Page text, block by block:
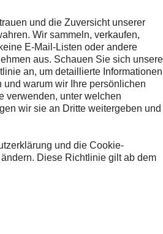
und die Zuversicht unserer
Wir sammeln, verkaufen,
E-Mail-Listen oder andere
aus. Schauen Sie sich unsere
an, um detaillierte Informationen
und warum wir Ihre persönlichen
verwenden, unter welchen
wir sie an Dritte weitergeben und
und die Cookie-
Diese Richtlinie gilt ab dem